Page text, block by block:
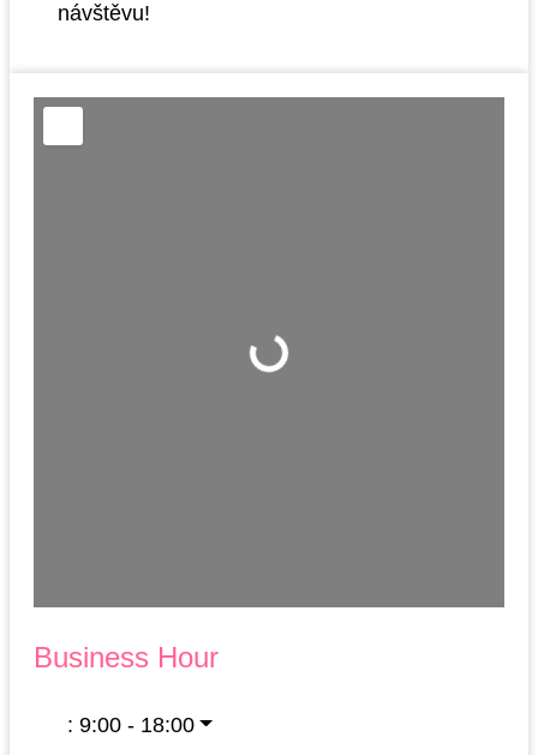
návštěvu!
Nahrávání....
Business Hour
: 9:00 - 18:00